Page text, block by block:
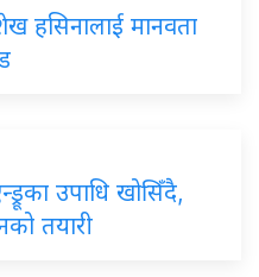
हसिनालाई मानवता
उपाधि खोसिँदै,
तयारी